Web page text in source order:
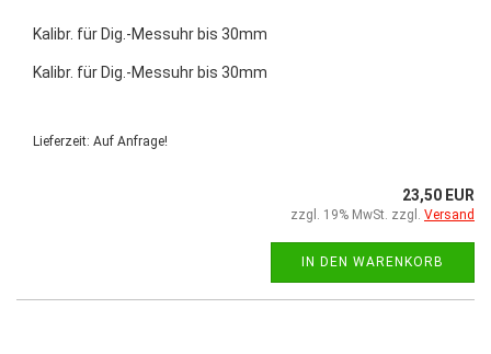
Kalibr. für Dig.-Messuhr bis 30mm
Kalibr. für Dig.-Messuhr bis 30mm
Lieferzeit: Auf Anfrage!
23,50 EUR
zzgl. 19% MwSt. zzgl. Versand
IN DEN WARENKORB